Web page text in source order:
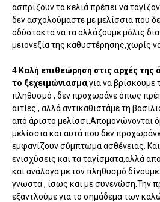
ασπρίζουν τα κελιά πρέπει να
δεν ασχολούμαστε με μελίσσια που
αδύστακτα να τα αλλάζουμε μόλις
μειονεξία της καθυστέρησης,χωρίς
4. Καλή επιθεώρηση στις αρχές της
το ξεχειμώνιασμα,για να βρίσκουμε
πληθυσμό , δεν προχωράνε όπως
αιτίες , αλλά αντικαθιστάμε τη
από άριστο μελίσσι.Απομονώνονται
μελίσσια και αυτά που δεν
εμφανίζουν σύμπτωμα ασθένειας.
ενισχύσεις και τα ταγίσματα,αλλά
και ανάλογα με τον πληθυσμό
γνωστά , ίσως και με συνενώση.Την
εξαντλούμε για το σημάδεμα των